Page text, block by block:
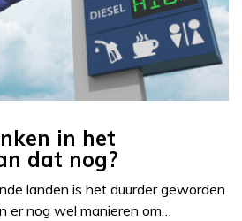
in het
dat nog?
landen is het duurder geworden
er nog wel manieren om…